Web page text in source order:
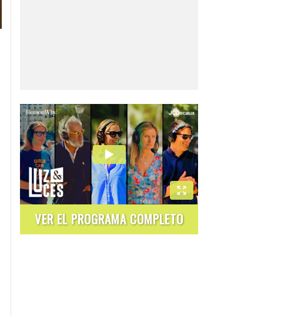
VER EL PROGRAMA COMPLETO